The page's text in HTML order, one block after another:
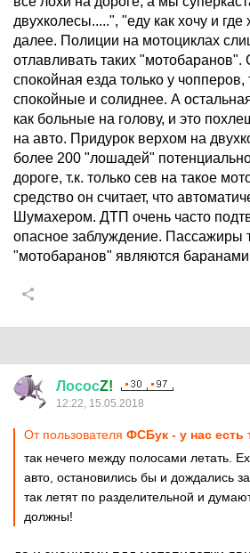
двухколесы.....", "еду как хочу и где
далее. Полиции на мотоциклах
отлавливать таких "мотобаранов".
спокойная езда только у
спокойные и солиднее. А
как больные на голову, и это
на авто. Придурок верхом на
более 200 "лошадей"
дороге, т.к. только сев на такое
средство он считает, что
Шумахером. ДТП очень часто
опасное заблуждение. Пассажиры
"мотобаранов" являются
ЛососZ!
12:22, 15.05.2018
От пользователя ФСБук - у нас есть
так нечего между полосами летать.
авто, остановились бы и дождались
так летят по разделительной и
должны!